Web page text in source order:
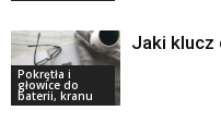
Pokrętła i
głowice do
baterii, kranu
Jaki klucz